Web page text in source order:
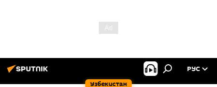
Узбекистан
РУС